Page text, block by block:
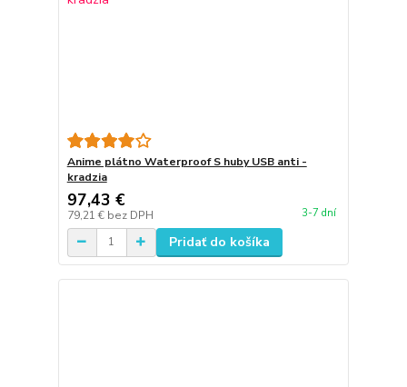
Anime plátno Waterproof S huby USB anti -
kradzia
97,43 €
79,21 € bez DPH 3-7 dní
Pridať do košíka